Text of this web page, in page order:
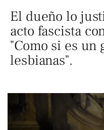
El dueño lo
acto fascista
"Como si es un
lesbianas".